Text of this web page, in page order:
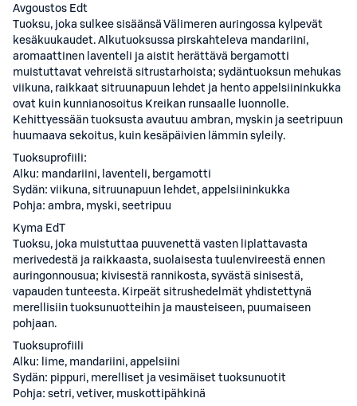
Avgoustos Edt
Tuoksu, joka sulkee sisäänsä Välimeren auringossa kylpevät
kesäkuukaudet. Alkutuoksussa pirskahteleva mandariini,
aromaattinen laventeli ja aistit herättävä bergamotti
muistuttavat vehreistä sitrustarhoista; sydäntuoksun mehukas
viikuna, raikkaat sitruunapuun lehdet ja hento appelsiininkukka
ovat kuin kunnianosoitus Kreikan runsaalle luonnolle.
Kehittyessään tuoksusta avautuu ambran, myskin ja seetripuun
huumaava sekoitus, kuin kesäpäivien lämmin syleily.
Tuoksuprofiili:
Alku: mandariini, laventeli, bergamotti
Sydän: viikuna, sitruunapuun lehdet, appelsiininkukka
Pohja: ambra, myski, seetripuu
Kyma EdT
Tuoksu, joka muistuttaa puuvenettä vasten liplattavasta
merivedestä ja raikkaasta, suolaisesta tuulenvireestä ennen
auringonnousua; kivisestä rannikosta, syvästä sinisestä,
vapauden tunteesta. Kirpeät sitrushedelmät yhdistettynä
merellisiin tuoksunuotteihin ja mausteiseen, puumaiseen
pohjaan.
Tuoksuprofiili
Alku: lime, mandariini, appelsiini
Sydän: pippuri, merelliset ja vesimäiset tuoksunuotit
Pohja: setri, vetiver, muskottipähkinä